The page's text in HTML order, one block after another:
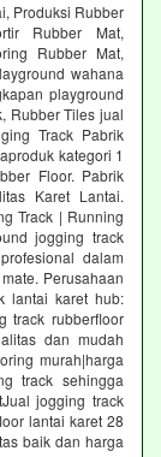
Produksi Rubber
Rubber Mat,
Rubber Mat,
wahana
playground
Rubber Tiles jual
Track Pabrik
kategori 1
Floor. Pabrik
Karet Lantai.
Track | Running
jogging track
dalam
Perusahaan
lantai karet hub:
track rubberfloor
dan mudah
murah|harga
track sehingga
jogging track
lantai karet 28
baik dan harga